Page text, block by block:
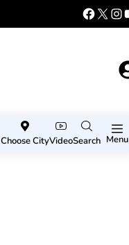
Choose CityVideoSearch Menu